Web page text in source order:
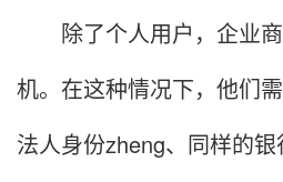
除了个人用户，企业商
机。在这种情况下，他们
法人身份zheng、同样的